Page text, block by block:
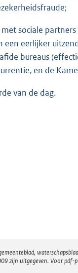
sociale
een eerlijker
bureaus
en de
van de dag.
zijn uitgegeven. Voor